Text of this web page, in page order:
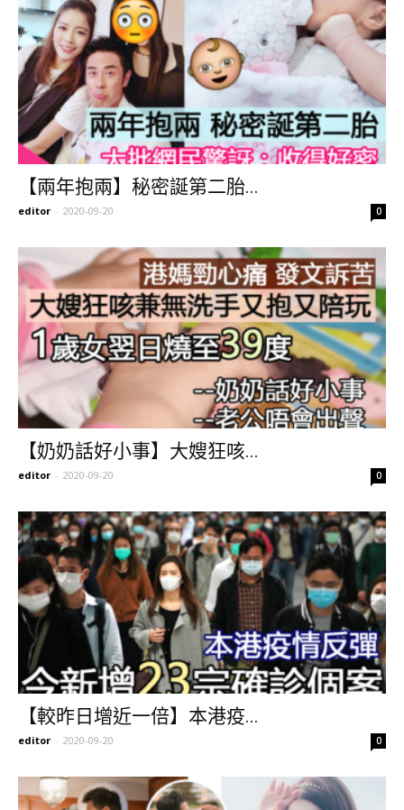
【兩年抱兩】秘密誕第二胎...
editor - 2020-09-20 0
【奶奶話好小事】大嫂狂咳...
editor - 2020-09-20 0
【較昨日增近一倍】本港疫...
editor - 2020-09-20 0